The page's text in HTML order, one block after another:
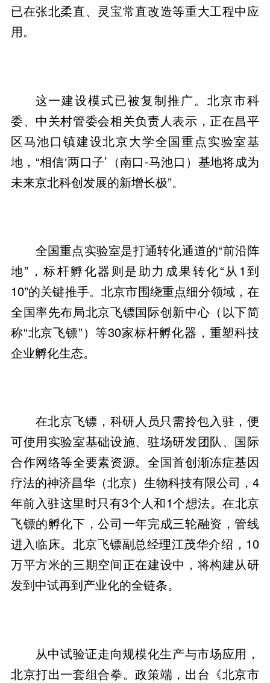
已在张北柔直、灵宝常直改造等重大工程中应
用。
这一建设模式已被复制推广。北京市科
委、中关村管委会相关负责人表示，正在昌平
区马池口镇建设北京大学全国重点实验室基
地，“相信‘两口子’（南口-马池口）基地将成为
未来京北科创发展的新增长极”。
全国重点实验室是打通转化通道的“前沿阵
地”，标杆孵化器则是助力成果转化“从1到
10”的关键推手。北京市围绕重点细分领域，在
全国率先布局北京飞镖国际创新中心（以下简
称“北京飞镖”）等30家标杆孵化器，重塑科技
企业孵化生态。
在北京飞镖，科研人员只需拎包入驻，便
可使用实验室基础设施、驻场研发团队、国际
合作网络等全要素资源。全国首创渐冻症基因
疗法的神济昌华（北京）生物科技有限公司，4
年前入驻这里时只有3个人和1个想法。在北京
飞镖的孵化下，公司一年完成三轮融资，管线
进入临床。北京飞镖副总经理江茂华介绍，10
万平方米的三期空间正在建设中，将构建从研
发到中试再到产业化的全链条。
从中试验证走向规模化生产与市场应用，
北京打出一套组合拳。政策端，出台《北京市